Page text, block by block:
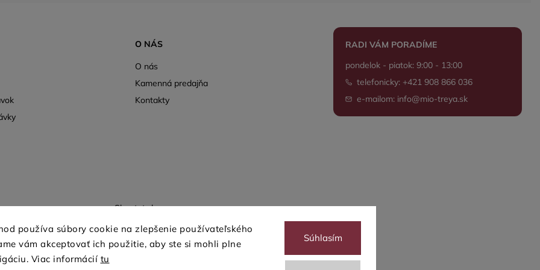
používa súbory cookie na zlepšenie používateľského
vám akceptovať ich použitie, aby ste si mohli plne
Viac informácií tu
Súhlasím
O NÁS
O nás
Kamenná predajňa
Kontakty
RADI VÁM PORADÍME
pondelok - piatok: 9:00 - 13:00
telefonicky: +421 908 866 036
e-mailom: info@mio-treya.sk
Shoptet.sk
Copyright 2026mio-treya.sk
Upraviť nastavenie cookies